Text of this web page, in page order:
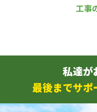
工事
私達が
最後までサポ